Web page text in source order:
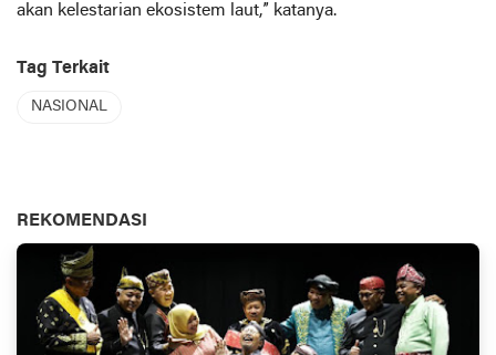
akan kelestarian ekosistem laut,” katanya.
Tag Terkait
NASIONAL
REKOMENDASI